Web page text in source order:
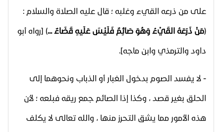
على من ذرعه القيء وغلبه ؛ قال عليه الصلاة والسلام :
(مَنْ ذَرَعَهُ القَيْءُ وَهُوَ صَائِمٌ فَلَيْسَ عَلَيهِ قَضَاءٌ ...) [رواه أبو
داود والترمذي وابن ماجه].
- لا يفسد الصوم بدخول الغبار أو الذباب ونحوهما إلى
الحلق بغير قصد ، وكذا إذا الصائم جمع ريقه فبلعه ؛ لأن
هذه الأمور مما يشق التحرز منها ، والله تعالى لا يكلف